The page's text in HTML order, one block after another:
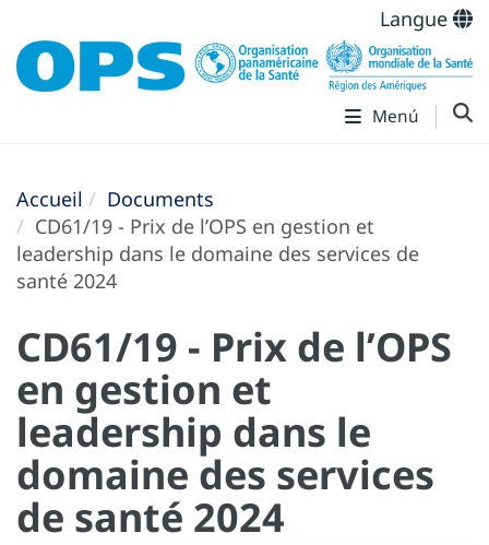
Langue
Menú
Accueil
Documents
CD61/19 - Prix de l’OPS en gestion et
leadership dans le domaine des services de
santé 2024
CD61/19 - Prix de l’OPS
en gestion et
leadership dans le
domaine des services
de santé 2024